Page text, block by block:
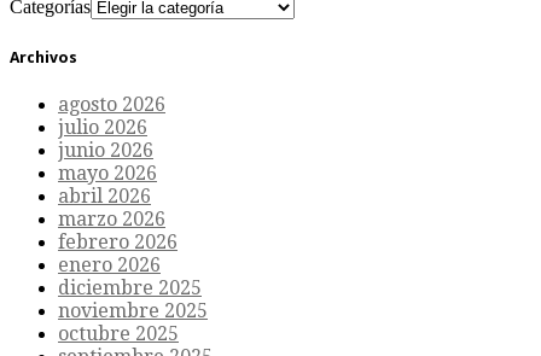
Categorías
Archivos
agosto 2026
julio 2026
junio 2026
mayo 2026
abril 2026
marzo 2026
febrero 2026
enero 2026
diciembre 2025
noviembre 2025
octubre 2025